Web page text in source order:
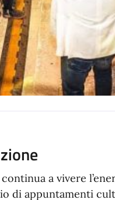
a vivere
di appuntamenti